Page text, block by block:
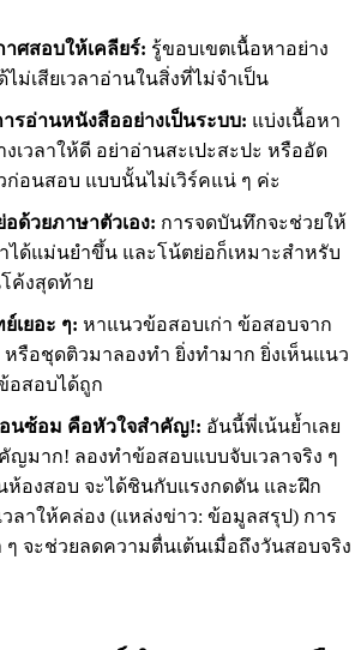
าศสอบให้เคลียร์: รู้ขอบเขตเนื้อหาอย่าง
ไม่เสียเวลาอ่านในสิ่งที่ไม่จำเป็น
ารอ่านหนังสืออย่างเป็นระบบ: แบ่งเนื้อหา
งเวลาให้ดี อย่าอ่านสะเปะสะปะ หรืออัด
ก่อนสอบ แบบนั้นไม่เวิร์คแน่ ๆ ค่ะ
ด้วยภาษาตัวเอง: การจดบันทึกจะช่วยให้
าได้แม่นยำขึ้น และโน้ตย่อก็เหมาะสำหรับ
ค้งสุดท้าย
เยอะ ๆ: หาแนวข้อสอบเก่า ข้อสอบจาก
หรือชุดติวมาลองทำ ยิ่งทำมาก ยิ่งเห็นแนว
อสอบได้ถูก
อนซ้อม คือหัวใจสำคัญ!: อันนี้พี่เน้นย้ำเลย
ญมาก! ลองทำข้อสอบแบบจับเวลาจริง ๆ
ห้องสอบ จะได้ชินกับแรงกดดัน และฝึก
วลาให้คล่อง (แหล่งข่าว: ข้อมูลสรุป) การ
จะช่วยลดความตื่นเต้นเมื่อถึงวันสอบจริง